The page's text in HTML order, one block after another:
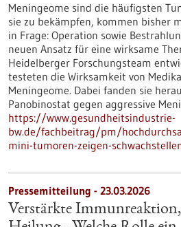
Meningeome sind die häufigsten
sie zu bekämpfen, kommen bisher
in Frage: Operation sowie
neuen Ansatz für eine wirksame
Heidelberger Forschungsteam
testeten die Wirksamkeit von
Meningeome. Dabei fanden sie
Panobinostat gegen aggressive
https://www.gesundheitsindustrie-
bw.de/fachbeitrag/pm/
mini-tumoren-zeigen-
Pressemitteilung - 23.03.2026
Verstärkte